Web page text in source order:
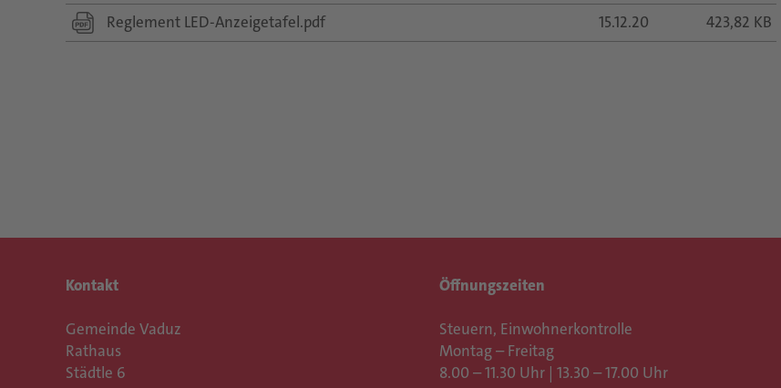
Reglement LED-Anzeigetafel.pdf
15.12.20 423,82 KB
Kontakt
Gemeinde Vaduz
Rathaus
Städtle 6
Öffnungszeiten
Steuern, Einwohnerkontrolle
Montag – Freitag
8.00 – 11.30 Uhr | 13.30 – 17.00 Uhr